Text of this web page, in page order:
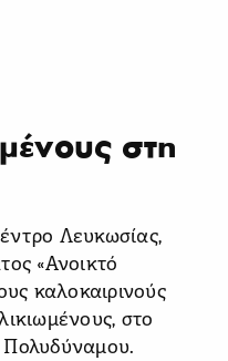
στη
Λευκωσίας,
«Ανοικτό
καλοκαιρινούς
στο